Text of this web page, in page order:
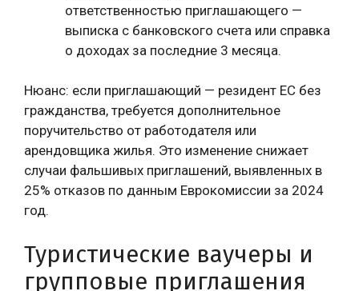
ответственностью приглашающего —
выписка с банковского счета или справка
о доходах за последние 3 месяца.
Нюанс: если приглашающий — резидент ЕС без
гражданства, требуется дополнительное
поручительство от работодателя или
арендовщика жилья. Это изменение снижает
случаи фальшивых приглашений, выявленных в
25% отказов по данным Еврокомиссии за 2024
год.
Туристические ваучеры и
групповые приглашения